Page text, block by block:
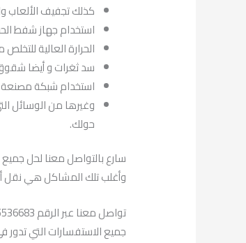
كذلك تجفيف الألعاب
استخدام جهاز شفط
الحرارة العالية
سد ثغرات و أيضا شقوق
استخدام شبكة مصنعة
وغيرها من الوسائل
حولك.
سارع بالتواصل معنا لحل
وأغلب تلك المشاكل هي نقل
جميع الاستفسارات التي